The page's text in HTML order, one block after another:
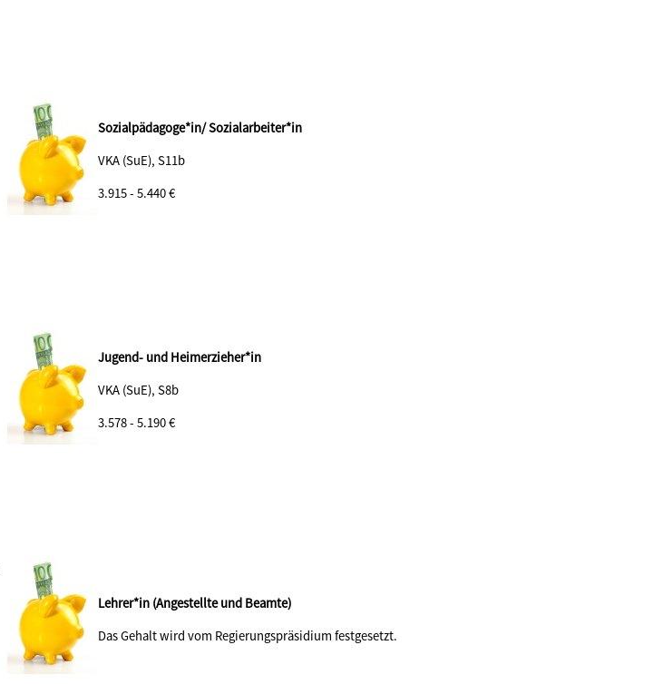
Sozialpädagoge*in/ Sozialarbeiter*in
VKA (SuE), S11b
3.915 - 5.440 €
Jugend- und Heimerzieher*in
VKA (SuE), S8b
3.578 - 5.190 €
Lehrer*in (Angestellte und Beamte)
Das Gehalt wird vom Regierungspräsidium festgesetzt.